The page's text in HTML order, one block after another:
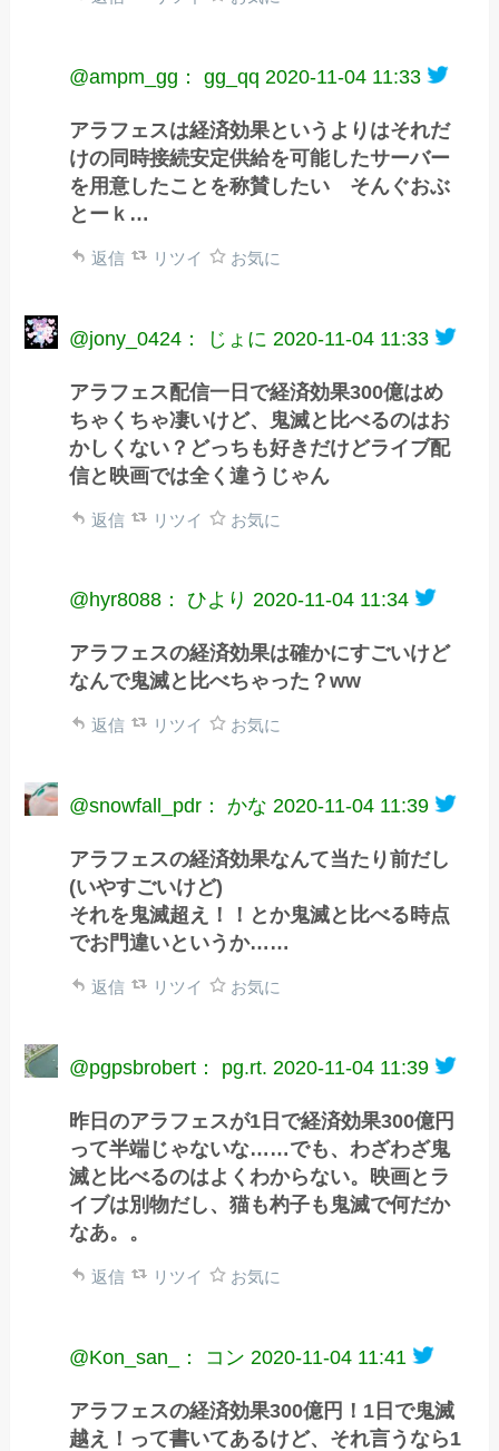
@ampm_gg： gg_qq 2020-11-04 11:33
アラフェスは経済効果というよりはそれだ
けの同時接続安定供給を可能したサーバー
を用意したことを称賛したい そんぐおぶ
とーｋ…
返信 リツイ お気に
@jony_0424： じょに 2020-11-04 11:33
アラフェス配信一日で経済効果300億はめ
ちゃくちゃ凄いけど、鬼滅と比べるのはお
かしくない？どっちも好きだけどライブ配
信と映画では全く違うじゃん
返信 リツイ お気に
@hyr8088： ひより 2020-11-04 11:34
アラフェスの経済効果は確かにすごいけど
なんで鬼滅と比べちゃった？ww
返信 リツイ お気に
@snowfall_pdr： かな 2020-11-04 11:39
アラフェスの経済効果なんて当たり前だし
(いやすごいけど)
それを鬼滅超え！！とか鬼滅と比べる時点
でお門違いというか……
返信 リツイ お気に
@pgpsbrobert： pg.rt. 2020-11-04 11:39
昨日のアラフェスが1日で経済効果300億円
って半端じゃないな……でも、わざわざ鬼
滅と比べるのはよくわからない。映画とラ
イブは別物だし、猫も杓子も鬼滅で何だか
なあ。。
返信 リツイ お気に
@Kon_san_： コン 2020-11-04 11:41
アラフェスの経済効果300億円！1日で鬼滅
越え！って書いてあるけど、それ言うなら1